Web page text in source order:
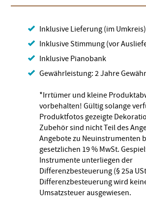
Inklusive Lieferung (im Umkreis)
Inklusive Stimmung (vor
Inklusive Pianobank
Gewährleistung: 2 Jahre
*Irrtümer und kleine
vorbehalten! Gültig solange
Produktfotos gezeigte
Zubehör sind nicht Teil des
Angebote zu Neuinstrumenten
gesetzlichen 19 % MwSt.
Instrumente unterliegen der
Differenzbesteuerung (§ 25a
Differenzbesteuerung wird
Umsatzsteuer ausgewiesen.